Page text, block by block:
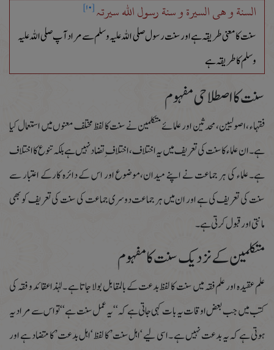
السنة و ھی السیرة و سنة رسول اللہ سیرتہ[۱۰]
سنت کا معنی طریقہ ہے اور سنت رسول صلی اللہ علیہ وسلم سے مراد آپ صلی اللہ علیہ
وسلم کا طریقہ ہے
سنت کا اصطلاحی مفہوم
فقہاء ،اصولیین،محدثین اور علمائے متکلمین نے سنت کا لفظ مختلف معنوں میں استعمال کیا
ہے۔ان علماء کا سنت کی تعریف میں یہ اختلاف،اختلاف ِ تضاد نہیں ہے بلکہ تنوع کا اختلاف
ہے۔علماء کی ہر جماعت نے اپنے میدان،موضوع اور اس کے دائرہ کارکے اعتبار سے
سنت کی تعریف کی ہے اور ان میں ہر جماعت دوسری جماعت کی سنت کی تعریف کو بھی
مانتی اور قبول کرتی ہے۔
متکلمین کے نزدیک سنت کا مفہوم
علم عقیدہ اور علم فقہ میں سنت کا لفظ بدعت کے بالمقابل بولا جاتا ہے ۔لہٰذا عقائد و فقہ کی
کتب میں جب بعض اوقات یہ بات کہی جاتی ہے کہ ‘‘یہ عمل سنت ہے ‘‘تو اس سے مراد یہ
ہوتی ہے کہ یہ بدعت نہیں ہے ۔اسی لیے ‘اہل سنت’ کا لفظ ‘اہل بدعت’ کا متضاد ہے اور